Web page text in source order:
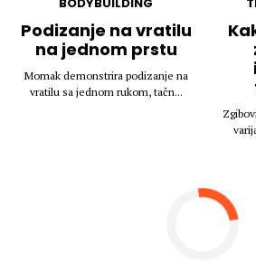
Podizanje na vratilu
na jednom prstu
Momak demonstrira podizanje na
vratilu sa jednom rukom, tačn...